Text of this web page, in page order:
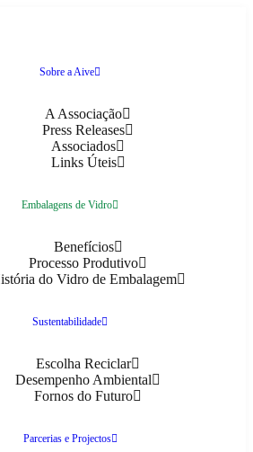
Sobre a Aive
A Associação
Press Releases
Associados
Links Úteis
Embalagens de Vidro
Benefícios
Processo Produtivo
do Vidro de Embalagem
Sustentabilidade
Escolha Reciclar
Desempenho Ambiental
Fornos do Futuro
Parcerias e Projectos